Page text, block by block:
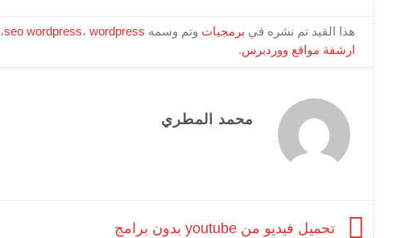
هذا القيد تم نشره في برمجيات وتم وسمه seo wordpress، wordpress ،
ارشفة مواقع ووردبرس.
محمد المطري
تحميل فيديو من youtube بدون برامج